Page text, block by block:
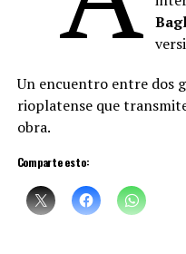
Un encuentro entre dos
rioplatense que
obra.
Comparte esto: